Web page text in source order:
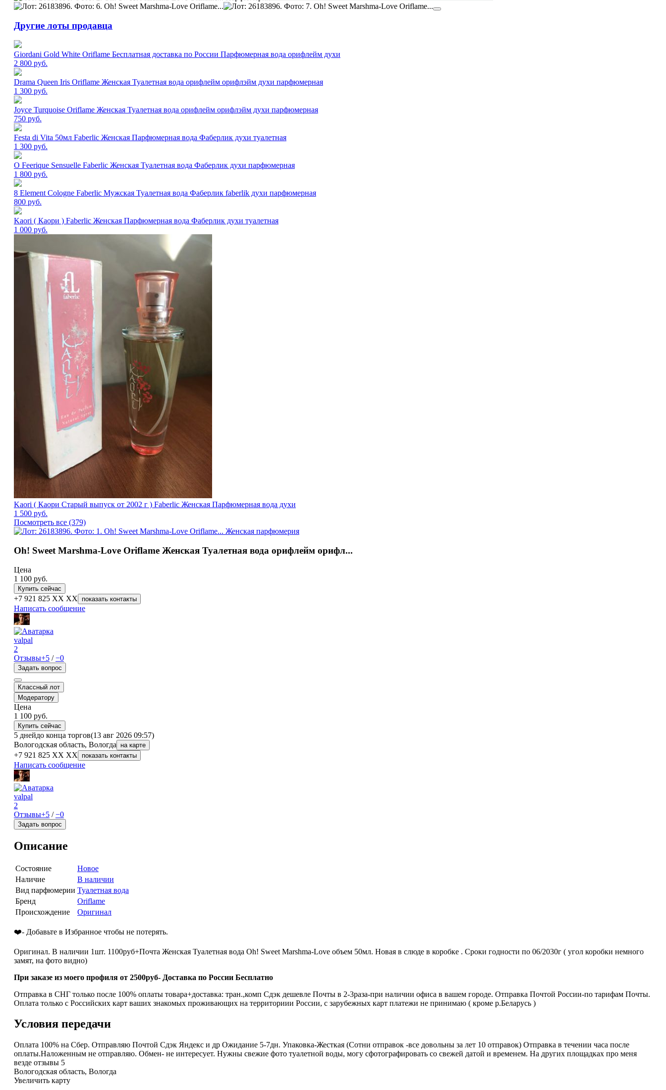
Другие лоты продавца
Giordani Gold White Oriflame Бесплатная доставка по России Парфюмерная вода орифлейм духи
2 800 руб.
Drama Queen Iris Oriflame Женская Туалетная вода орифлейм орифлэйм духи парфюмерная
1 300 руб.
Joyce Turquoise Oriflame Женская Туалетная вода орифлейм орифлэйм духи парфюмерная
750 руб.
Festa di Vita 50мл Faberlic Женская Парфюмерная вода Фаберлик духи туалетная
1 300 руб.
O Feerique Sensuelle Faberlic Женская Туалетная вода Фаберлик духи парфюмерная
1 800 руб.
8 Element Cologne Faberlic Мужская Туалетная вода Фаберлик faberlik духи парфюмерная
800 руб.
Kaori ( Каори ) Faberlic Женская Парфюмерная вода Фаберлик духи туалетная
1 000 руб.
Kaori ( Каори Старый выпуск от 2002 г ) Faberlic Женская Парфюмерная вода духи
1 500 руб.
Посмотреть все (379)
Oh! Sweet Marshma-Love Oriflame Женская Туалетная вода орифлейм орифл...
Цена
1 100 руб.
Купить сейчас
+7 921 825 XX XX показать контакты
Написать сообщение
valpal
2
Отзывы+5/−0
Задать вопрос
Классный лот
Модератору
Цена
1 100 руб.
Купить сейчас
5 днейдо конца торгов(13 авг 2026 09:57)
Вологодская область, Вологда
на карте
+7 921 825 XX XX показать контакты
Написать сообщение
valpal
2
Отзывы+5/−0
Задать вопрос
Описание
Состояние
Новое
Наличие
В наличии
Вид парфюмерии Туалетная вода
Бренд
Oriflame
Происхождение
Оригинал
❤️- Добавьте в Избранное чтобы не потерять.
Оригинал. В наличии 1шт. 1100руб+Почта Женская Туалетная вода Oh! Sweet Marshma-Love объем 50мл. Новая в слюде в коробке . Сроки годности по 06/2030г ( угол коробки немного
замят, на фото видно)
При заказе из моего профиля от 2500руб- Доставка по России Бесплатно
Отправка в СНГ только после 100% оплаты товара+доставка: тран.,комп Сдэк дешевле Почты в 2-3раза-при наличии офиса в вашем городе. Отправка Почтой России-по тарифам Почты.
Оплата только с Российских карт ваших знакомых проживающих на территориии России, с зарубежных карт платежи не принимаю ( кроме р.Беларусь )
Условия передачи
Оплата 100% на Сбер. Отправляю Почтой Сдэк Яндекс и др Ожидание 5-7дн. Упаковка-Жесткая (Сотни отправок -все довольны за лет 10 отправок) Отправка в течении часа после
оплаты.Наложенным не отправляю. Обмен- не интересует. Нужны свежие фото туалетной воды, могу сфотографировать со свежей датой и временем. На других площадках про меня
везде отзывы 5
Вологодская область, Вологда
Увеличить карту